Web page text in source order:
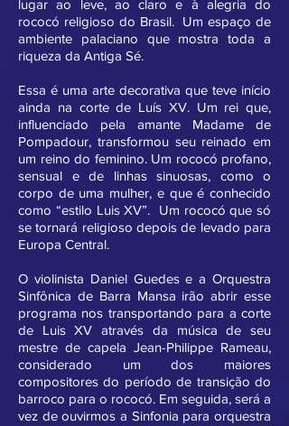
lugar ao leve, ao claro e à alegria do
rococó religioso do Brasil. Um espaço de
ambiente palaciano que mostra toda a
riqueza da Antiga Sé.
Essa é uma arte decorativa que teve início
ainda na corte de Luís XV. Um rei que,
influenciado pela amante Madame de
Pompadour, transformou seu reinado em
um reino do feminino. Um rococó profano,
sensual e de linhas sinuosas, como o
corpo de uma mulher, e que é conhecido
como “estilo Luis XV”. Um rococó que só
se tornará religioso depois de levado para
Europa Central.
O violinista Daniel Guedes e a Orquestra
Sinfônica de Barra Mansa irão abrir esse
programa nos transportando para a corte
de Luis XV através da música de seu
mestre de capela Jean-Philippe Rameau,
considerado um dos maiores
compositores do período de transição do
barroco para o rococó. Em seguida, será a
vez de ouvirmos a Sinfonia para orquestra